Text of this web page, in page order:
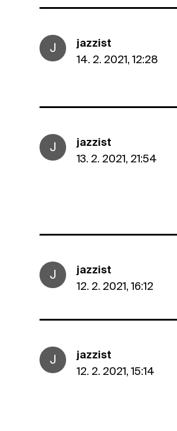
J
jazzist
14. 2. 2021, 12:28
J
jazzist
13. 2. 2021, 21:54
J
jazzist
12. 2. 2021, 16:12
J
jazzist
12. 2. 2021, 15:14